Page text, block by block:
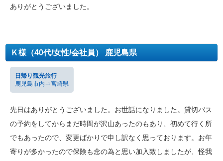
ありがとうございました。
Ｋ様（40代/女性/会社員） 鹿児島県
日帰り観光旅行
鹿児島市内⇒宮崎県
先日はありがとうございました。お世話になりました。貸切バス
の予約をしてからまだ時間が沢山あったのもあり、初めて行く所
でもあったので、変更ばかりで申し訳なく思っております。お年
寄りが多かったので保険も念の為と思い加入致しましたが、怪我